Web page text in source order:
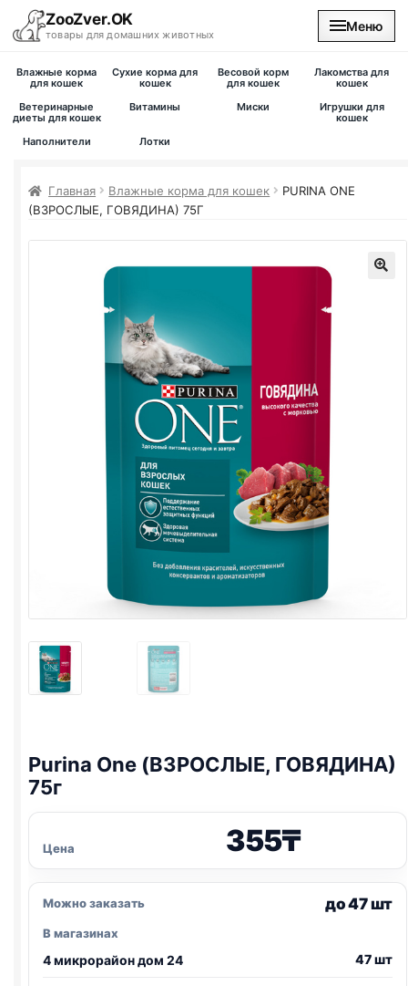
ZooZver.OK
товары для домашних животных
Меню
На главную
Влажные корма
для кошек
Сухие корма для
кошек
Весовой корм
для кошек
Лакомства для
кошек
Ветеринарные
диеты для кошек
Витамины Миски
Игрушки для
кошек
Наполнители
Лотки
Главная Влажные корма для кошек
PURINA ONE
(ВЗРОСЛЫЕ, ГОВЯДИНА) 75Г
Purina One (ВЗРОСЛЫЕ, ГОВЯДИНА)
75г
Цена 355₸
Можно заказать до 47 шт
В магазинах
4 микрорайон дом 24 47 шт